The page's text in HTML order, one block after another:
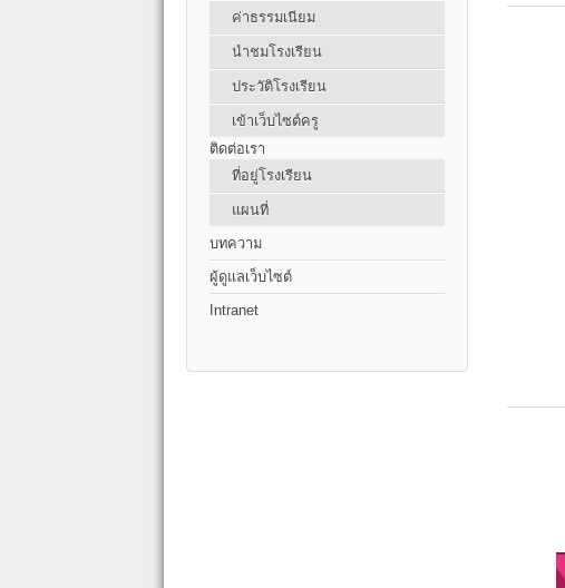
ค่าธรรมเนียม
นำชมโรงเรียน
ประวัติโรงเรียน
เข้าเว็บไซต์ครู
ติดต่อเรา
ที่อยู่โรงเรียน
แผนที่
บทความ
ผู้ดูแลเว็บไซต์
Intranet